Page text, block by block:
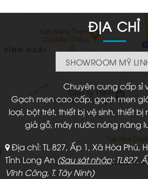
ĐỊA CHỈ
SHOWROOM MỸ
Chuyên cung cấp sỉ
Gạch men cao cấp, gạch men
loại, bột trét, thiết bị vệ sinh, thiết
giả gỗ, máy nước nóng năng
Địa chỉ: TL 827, Ấp 1, Xã Hòa Phú,
Tỉnh Long An (Sau sát nhập: TL827,
Vĩnh Công, T. Tây Ninh)